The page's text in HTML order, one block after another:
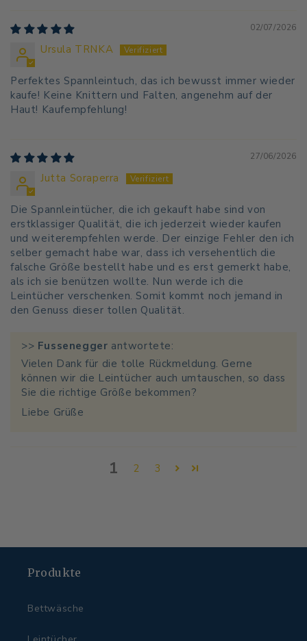
02/07/2026
Ursula TRNKA
Perfektes Spannleintuch, das ich bewusst immer wieder
kaufe! Keine Knittern und Falten, angenehm auf der
Haut! Kaufempfehlung!
27/06/2026
Jutta Soraperra
Die Spannleintücher, die ich gekauft habe sind von
erstklassiger Qualität, die ich jederzeit wieder kaufen
und weiterempfehlen werde. Der einzige Fehler den ich
selber gemacht habe war, dass ich versehentlich die
falsche Größe bestellt habe und es erst gemerkt habe,
als ich sie benützen wollte. Nun werde ich die
Leintücher verschenken. Somit kommt noch jemand in
den Genuss dieser tollen Qualität.
>> Fussenegger antwortete:
Vielen Dank für die tolle Rückmeldung. Gerne
können wir die Leintücher auch umtauschen, so dass
Sie die richtige Größe bekommen?
Liebe Grüße
1 2 3
Produkte
Bettwäsche